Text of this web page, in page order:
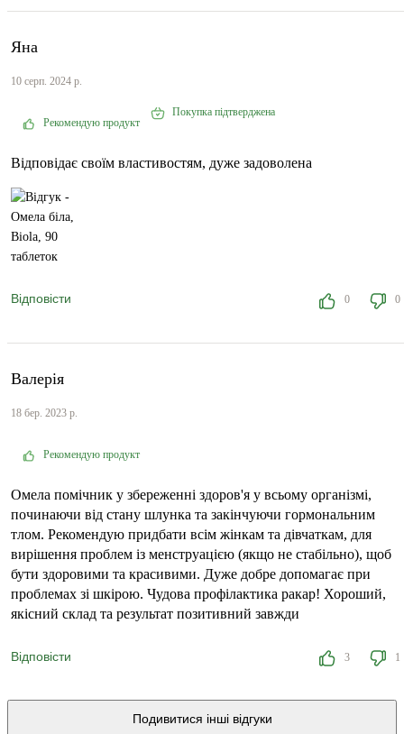
Яна
10 серп. 2024 р.
Рекомендую продукт
Покупка підтверджена
Відповідає своїм властивостям, дуже задоволена
Відповісти 0 0
Валерія
18 бер. 2023 р.
Рекомендую продукт
Омела помічник у збереженні здоров'я у всьому організмі,
починаючи від стану шлунка та закінчуючи гормональним
тлом. Рекомендую придбати всім жінкам та дівчаткам, для
вирішення проблем із менструацією (якщо не стабільно), щоб
бути здоровими та красивими. Дуже добре допомагає при
проблемах зі шкірою. Чудова профілактика ракар! Хороший,
якісний склад та результат позитивний завжди
Відповісти 3 1
Подивитися інші відгуки